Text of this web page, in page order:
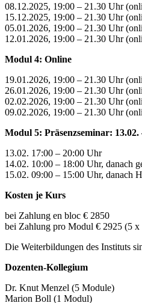
08.12.2025, 19:00 – 21.30 Uhr
15.12.2025, 19:00 – 21.30 Uhr
05.01.2026, 19:00 – 21.30 Uhr
12.01.2026, 19:00 – 21.30 Uhr
Modul 4: Online
19.01.2026, 19:00 – 21.30 Uhr
26.01.2026, 19:00 – 21.30 Uhr
02.02.2026, 19:00 – 21.30 Uhr
09.02.2026, 19:00 – 21.30 Uhr
Modul 5: Präsenzseminar: 13.02.
13.02. 17:00 – 20:00 Uhr
14.02. 10:00 – 18:00 Uhr, danach
15.02. 09:00 – 15:00 Uhr, danach
Kosten je Kurs
bei Zahlung en bloc € 2850
bei Zahlung pro Modul € 2925 (5 x
Die Weiterbildungen des Instituts
Dozenten-Kollegium
Dr. Knut Menzel (5 Module)
Marion Boll (1 Modul)